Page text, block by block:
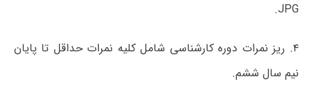
JPG.
۴. ریز نمرات دوره کارشناسی شامل کلیه نمرات حداقل تا پایان
نیم سال ششم.